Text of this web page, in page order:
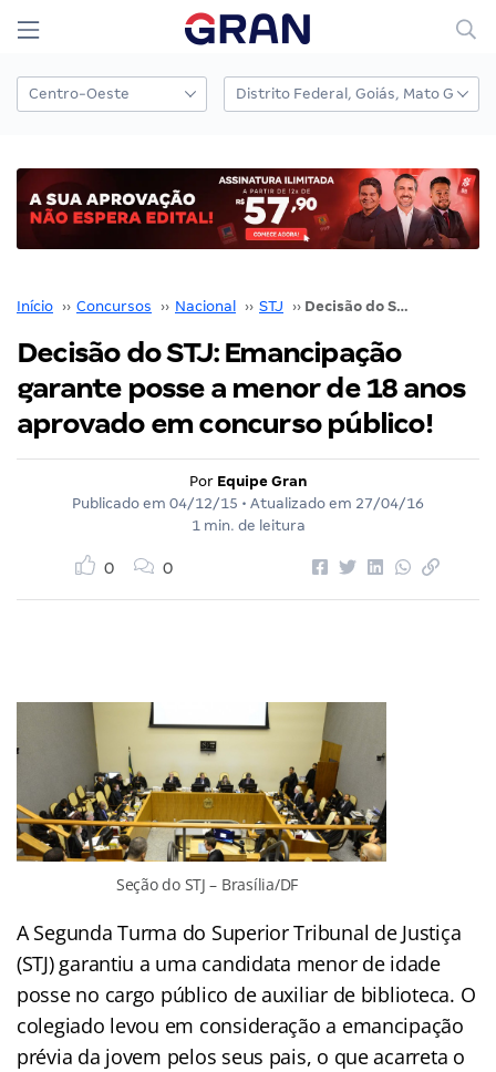
Início ›› Concursos ›› Nacional ›› STJ ›› Decisão do STJ: Emancipação garante posse a menor de 18 anos aprovado em concurso público!
Decisão do STJ: Emancipação
garante posse a menor de 18 anos
aprovado em concurso público!
Por Equipe Gran
Publicado em 04/12/15 • Atualizado em 27/04/16
1 min. de leitura
0 0
Seção do STJ – Brasília/DF
A Segunda Turma do Superior Tribunal de Justiça
(STJ) garantiu a uma candidata menor de idade
posse no cargo público de auxiliar de biblioteca. O
colegiado levou em consideração a emancipação
prévia da jovem pelos seus pais, o que acarreta o